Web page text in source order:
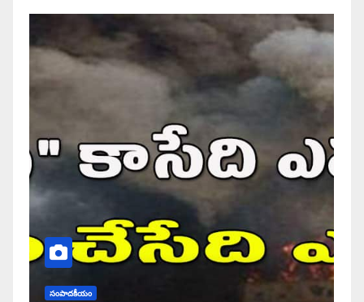
సంపాదకీయం